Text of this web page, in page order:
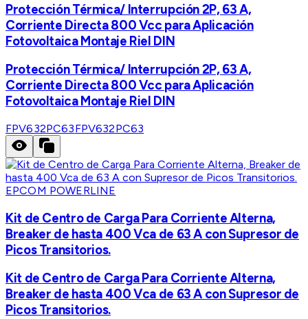
Protección Térmica/ Interrupción 2P, 63 A,
Corriente Directa 800 Vcc para Aplicación
Fotovoltaica Montaje Riel DIN
Protección Térmica/ Interrupción 2P, 63 A,
Corriente Directa 800 Vcc para Aplicación
Fotovoltaica Montaje Riel DIN
FPV632PC63FPV632PC63
EPCOM POWERLINE
Kit de Centro de Carga Para Corriente Alterna,
Breaker de hasta 400 Vca de 63 A con Supresor de
Picos Transitorios.
Kit de Centro de Carga Para Corriente Alterna,
Breaker de hasta 400 Vca de 63 A con Supresor de
Picos Transitorios.